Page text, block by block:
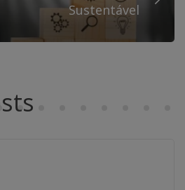
Sustentável